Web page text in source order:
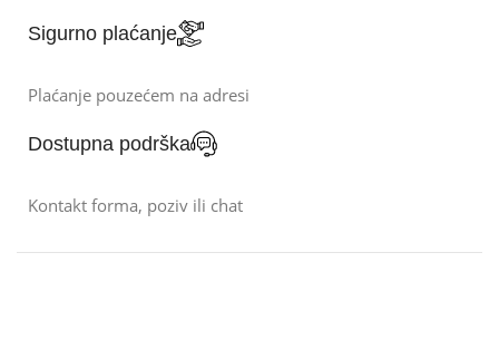
Sigurno plaćanje
Plaćanje pouzećem na adresi
Dostupna podrška
Kontakt forma, poziv ili chat